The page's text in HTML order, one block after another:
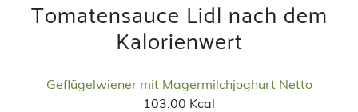
Tomatensauce Lidl nach dem
Kalorienwert
Geflügelwiener mit Magermilchjoghurt Netto
103.00 Kcal